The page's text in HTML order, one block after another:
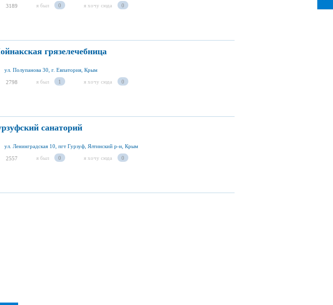
3189 я был 0 я хочу сюда 0
грязелечебница
ул. Полупанова 30, г. Евпатория, Крым
2798 я был 1 я хочу сюда 0
санаторий
ул. Ленинградская 10, пгт Гурзуф, Ялтинский р-н, Крым
2557 я был 0 я хочу сюда 0